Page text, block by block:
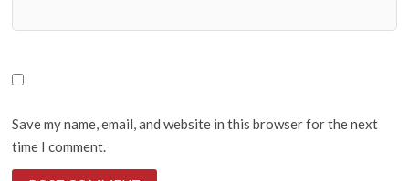
Save my name, email, and website in this browser for the next
time I comment.